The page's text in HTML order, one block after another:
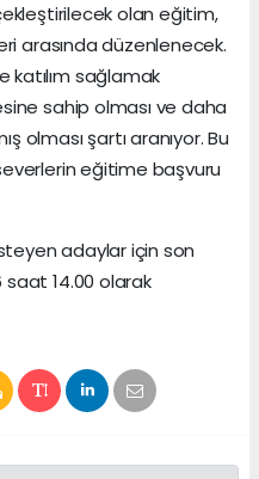
olan eğitim,
arasında düzenlenecek.
katılım sağlamak
sahip olması ve daha
olması şartı aranıyor. Bu
eğitime başvuru
adaylar için son
saat 14.00 olarak